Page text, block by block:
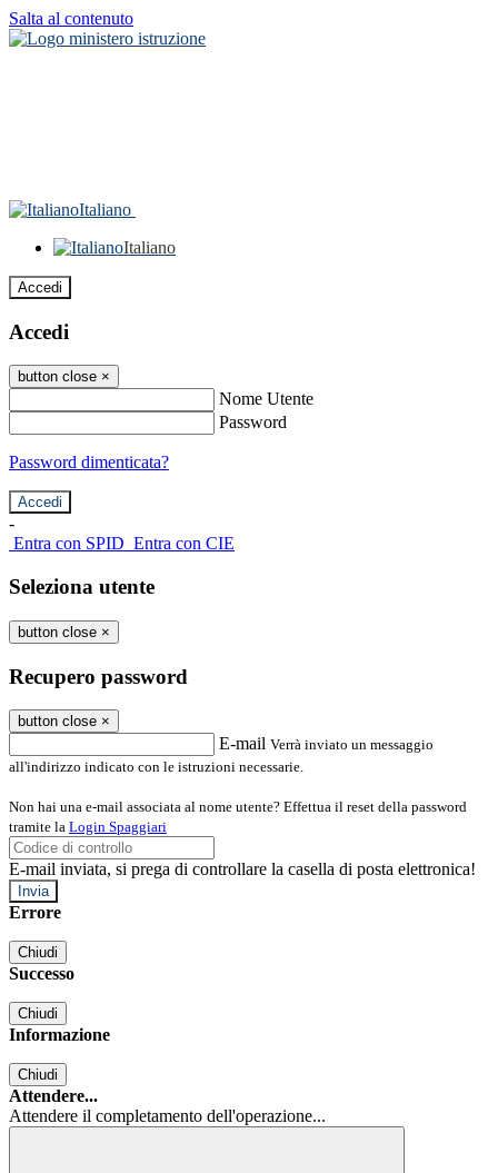
Salta al contenuto
Italiano
Italiano
Accedi
Accedi
button close ×
Nome Utente
Password
Password dimenticata?
-
Entra con SPID Entra con CIE
Seleziona utente
button close ×
Recupero password
button close ×
E-mail Verrà inviato un messaggio
all'indirizzo indicato con le istruzioni necessarie.
Non hai una e-mail associata al nome utente? Effettua il reset della password
tramite la Login Spaggiari
E-mail inviata, si prega di controllare la casella di posta elettronica!
Errore
Chiudi
Successo
Chiudi
Informazione
Chiudi
Attendere...
Attendere il completamento dell'operazione...